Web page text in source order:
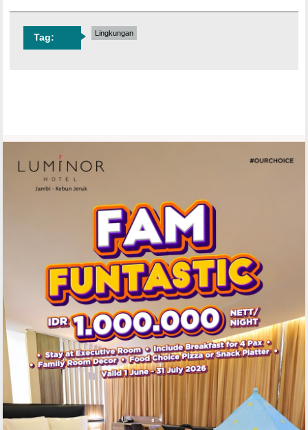
Tag: Lingkungan